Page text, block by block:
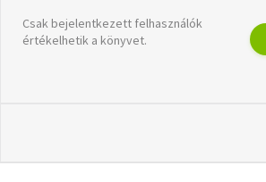
Csak bejelentkezett felhasználók
értékelhetik a könyvet.